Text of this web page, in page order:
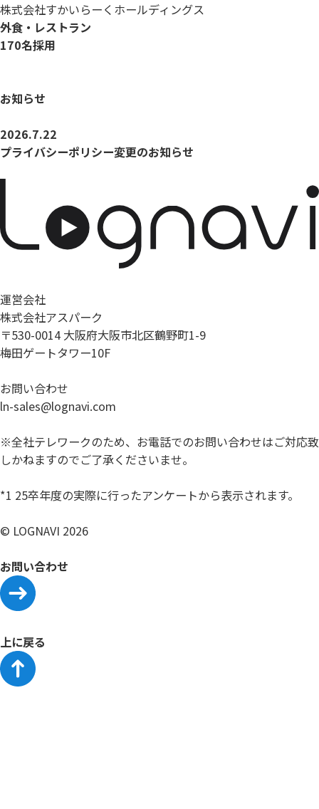
株式会社すかいらーくホールディングス
外食・レストラン
170名採用
お知らせ
2026.7.22
プライバシーポリシー変更のお知らせ
運営会社
株式会社アスパーク
〒530-0014 大阪府大阪市北区鶴野町1-9
梅田ゲートタワー10F
お問い合わせ
ln-sales@lognavi.com
※全社テレワークのため、お電話でのお問い合わせはご対応致
しかねますのでご了承くださいませ。
*1 25卒年度の実際に行ったアンケートから表示されます。
© LOGNAVI 2026
お問い合わせ
上に戻る